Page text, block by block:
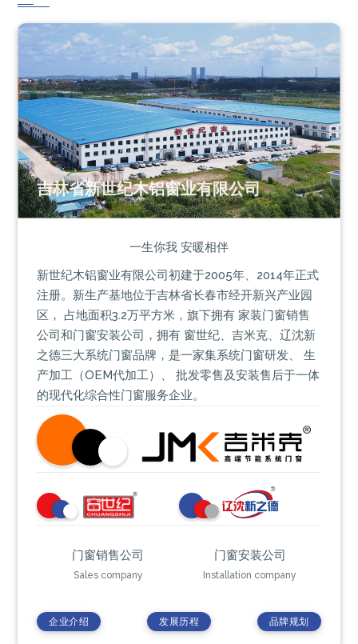
吉林省新世纪木铝窗业有限公司
一生你我 安暖相伴
新世纪木铝窗业有限公司初建于2005年、2014年正式
注册。新生产基地位于吉林省长春市经开新兴产业园
区， 占地面积3.2万平方米，旗下拥有 家装门窗销售
公司和门窗安装公司，拥有 窗世纪、吉米克、辽沈新
之德三大系统门窗品牌，是一家集系统门窗研发、 生
产加工（OEM代加工）、 批发零售及安装售后于一体
的现代化综合性门窗服务企业。
门窗销售公司
Sales company
门窗安装公司
Installation company
企业介绍 发展历程 品牌规划